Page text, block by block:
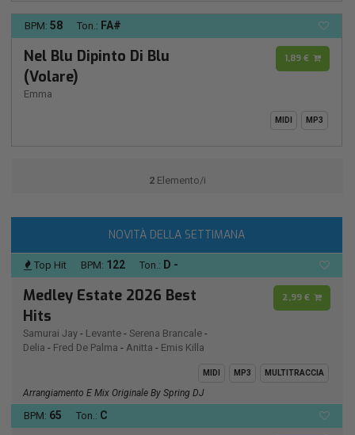
BPM: 58 Ton.: FA#
Nel Blu Dipinto Di Blu
(Volare)
Emma
1,89 €
MIDI MP3
2 Elemento/i
NOVITÀ DELLA SETTIMANA
Top Hit BPM: 122 Ton.: D -
Medley Estate 2026 Best
Hits
Samurai Jay - Levante - Serena Brancale -
Delia - Fred De Palma - Anitta - Emis Killa
2,99 €
MIDI MP3 MULTITRACCIA
Arrangiamento E Mix Originale By Spring DJ
BPM: 65 Ton.: C